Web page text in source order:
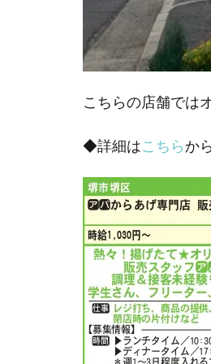
こちらの店舗では
◆詳細はこちらから